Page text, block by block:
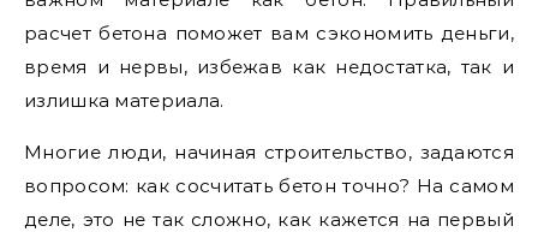
расчет бетона поможет вам сэкономить деньги,
время и нервы, избежав как недостатка, так и
излишка материала.
Многие люди, начиная строительство, задаются
вопросом: как сосчитать бетон точно? На самом
деле, это не так сложно, как кажется на первый